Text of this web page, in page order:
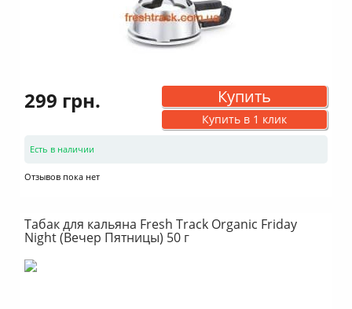
299 грн. Купить
Купить в 1 клик
Есть в наличии
Отзывов пока нет
Табак для кальяна Fresh Track Organic Friday
Night (Вечер Пятницы) 50 г